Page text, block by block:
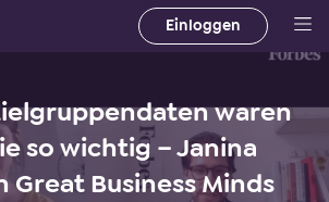
Einloggen
waren
so wichtig – Janina
Great Business Minds